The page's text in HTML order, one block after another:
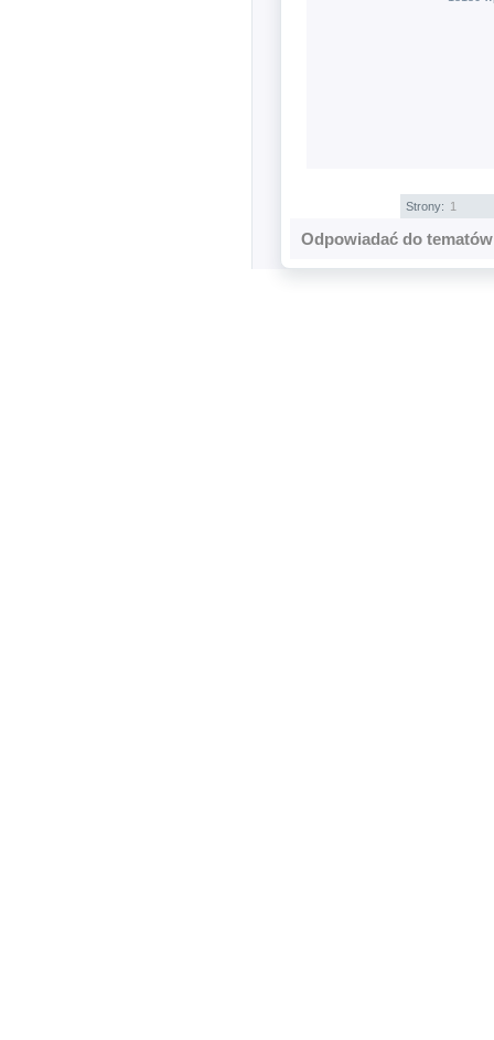
Strony: 1
Odpowiadać do